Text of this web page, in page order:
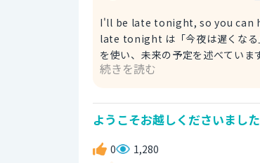
I'll be late tonight, so you can
late tonight は「今夜は遅くなる
を使い、未来の予定を述べてい
す。 you can have dinner first は「夕食は先に済ませておいて」という意味で、相手に先に夕食を取ることを
め、相手が先に夕食を取るように促す表現です。 例文 I'll be late
don't wait for me. 今夜は遅くな
続きを読む
ようこそお越しくださいまし
0 1,280